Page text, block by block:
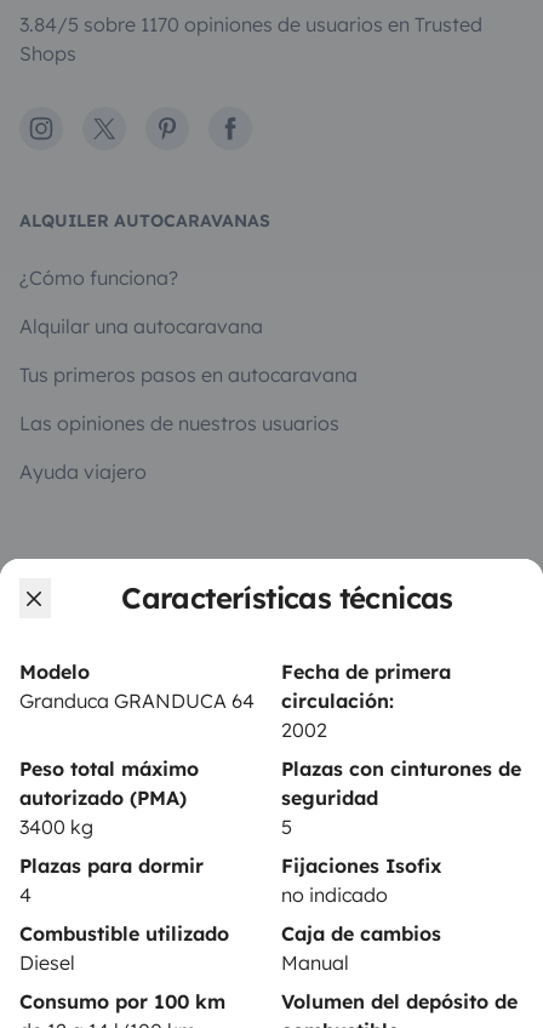
Características técnicas
Modelo
Granduca GRANDUCA 64
Fecha de primera
circulación:
2002
Peso total máximo
autorizado (PMA)
3400 kg
Plazas con cinturones de
seguridad
5
Plazas para dormir
4
Fijaciones Isofix
no indicado
Combustible utilizado
Diesel
Caja de cambios
Manual
Consumo por 100 km
Volumen del depósito de
3.84/5 sobre 1170 opiniones de usuarios en Trusted
Shops
Instagram
X PinterestFacebook
ALQUILER AUTOCARAVANAS
¿Cómo funciona?
Alquilar una autocaravana
Tus primeros pasos en autocaravana
Las opiniones de nuestros usuarios
Ayuda viajero
PROPIETARIOS
Contrato de alquiler
Asistencias de alquiler
Ayuda propietario
Medios de pago seguros Pago en varios plazos